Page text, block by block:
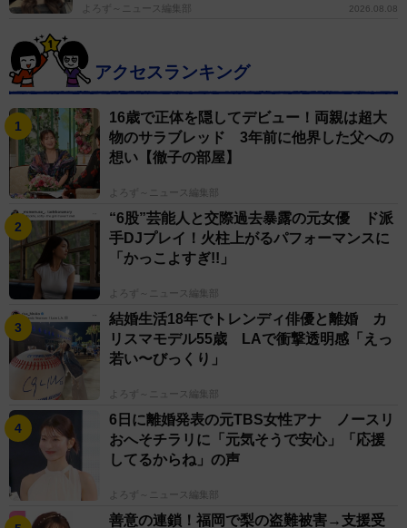
よろず～ニュース編集部 2026.08.08
アクセスランキング
16歳で正体を隠してデビュー！両親は超大
物のサラブレッド 3年前に他界した父への
想い【徹子の部屋】
よろず～ニュース編集部
“6股”芸能人と交際過去暴露の元女優 ド派
手DJプレイ！火柱上がるパフォーマンスに
「かっこよすぎ!!」
よろず～ニュース編集部
結婚生活18年でトレンディ俳優と離婚 カ
リスマモデル55歳 LAで衝撃透明感「えっ
若い〜びっくり」
よろず～ニュース編集部
6日に離婚発表の元TBS女性アナ ノースリ
おへそチラリに「元気そうで安心」「応援
してるからね」の声
よろず～ニュース編集部
善意の連鎖！福岡で梨の盗難被害→支援受